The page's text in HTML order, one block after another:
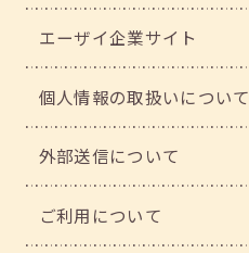
エーザイ企業サイト
個人情報の取扱いについて
外部送信について
ご利用について